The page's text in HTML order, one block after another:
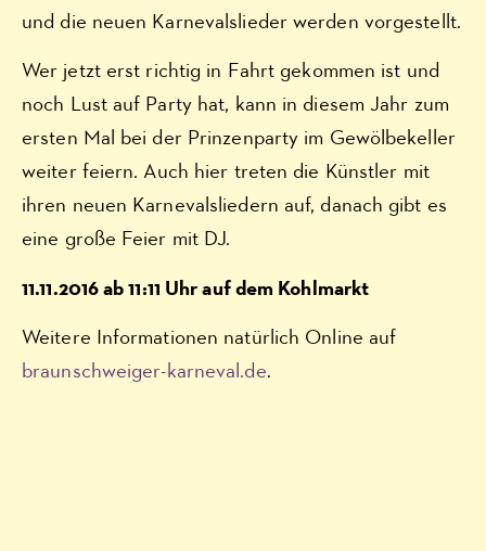
und die neuen Karnevalslieder werden vorgestellt.
Wer jetzt erst richtig in Fahrt gekommen ist und
noch Lust auf Party hat, kann in diesem Jahr zum
ersten Mal bei der Prinzenparty im Gewölbekeller
weiter feiern. Auch hier treten die Künstler mit
ihren neuen Karnevalsliedern auf, danach gibt es
eine große Feier mit DJ.
11.11.2016 ab 11:11 Uhr auf dem Kohlmarkt
Weitere Informationen natürlich Online auf
braunschweiger-karneval.de.